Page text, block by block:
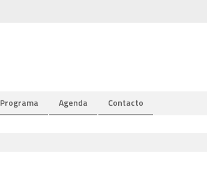
Programa Agenda Contacto